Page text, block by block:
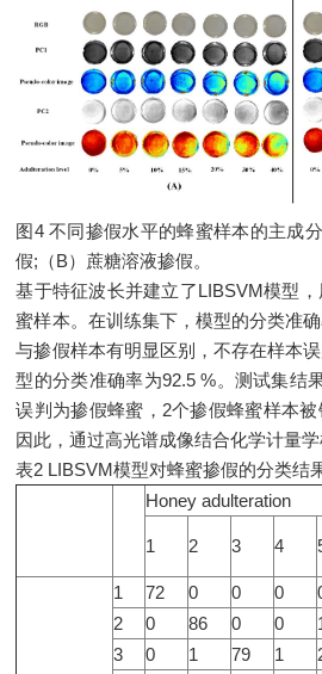
图4 不同掺假水平的蜂蜜样本的主成
假;（B）蔗糖溶液掺假。
基于特征波长并建立了LIBSVM模型
蜜样本。在训练集下，模型的分类准
与掺假样本有明显区别，不存在样本
型的分类准确率为92.5 %。测试集结
误判为掺假蜂蜜，2个掺假蜂蜜样本被
因此，通过高光谱成像结合化学计量学
表2 LIBSVM模型对蜂蜜掺假的分类结
Honey adulteration
1 2 3 4
1 72 0 0 0
2
0 86 0 0
3
0 1 79 1